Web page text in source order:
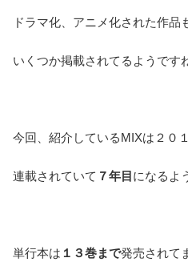
ドラマ化、アニメ化された作品
いくつか掲載されてるようです
今回、紹介しているMIXは２０
連載されていて ７年目 になるよ
単行本は １３巻まで発売されて